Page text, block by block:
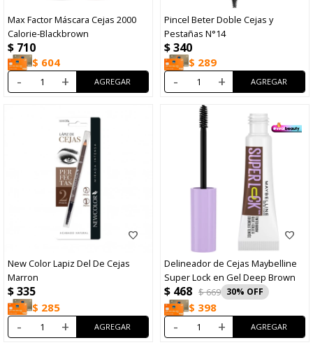
Max Factor Máscara Cejas 2000
Calorie-Blackbrown
$ 710
$ 604
- +
Pincel Beter Doble Cejas y
Pestañas N°14
$340
$ 289
- +
New Color Lapiz Del De Cejas
Marron
$335
$ 285
- +
Delineador de Cejas Maybelline
Super Lock en Gel Deep Brown
$ 468 $669 30
$ 398
- +